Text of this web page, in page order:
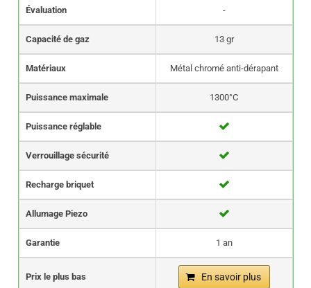
Évaluation -
Capacité de gaz 13 gr
Matériaux Métal chromé anti-dérapant
Puissance maximale 1300°C
Puissance réglable
Verrouillage sécurité
Recharge briquet
Allumage Piezo
Garantie 1 an
Prix le plus bas En savoir plus